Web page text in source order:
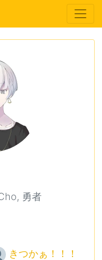
勇者
きつかぁ！！！